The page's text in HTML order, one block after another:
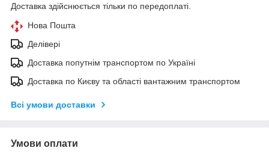
Доставка здійснюється тільки по передоплаті.
Нова Пошта
Делівері
Доставка попутнім транспортом по Україні
Доставка по Києву та області вантажним транспортом
Всі умови доставки
Умови оплати